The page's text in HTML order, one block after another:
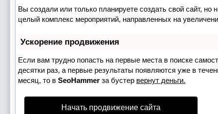
Вы создали или только планируете создать свой сайт, но
целый комплекс мероприятий, направленных на
Ускорение продвижения
Если вам трудно попасть на первые места в поиске
десятки раз, а первые результаты появляются уже в
месяц, то в SeoHammer за бустер вернут деньги.
Начать продвижение сайта